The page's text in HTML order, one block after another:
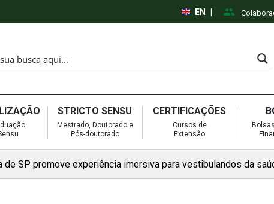
EN
STRICTO SENSU
Mestrado, Doutorado e
Pós-doutorado
CERTIFICAÇÕES
Cursos de
Extensão
de SP promove experiência imersiva para vestibulandos da